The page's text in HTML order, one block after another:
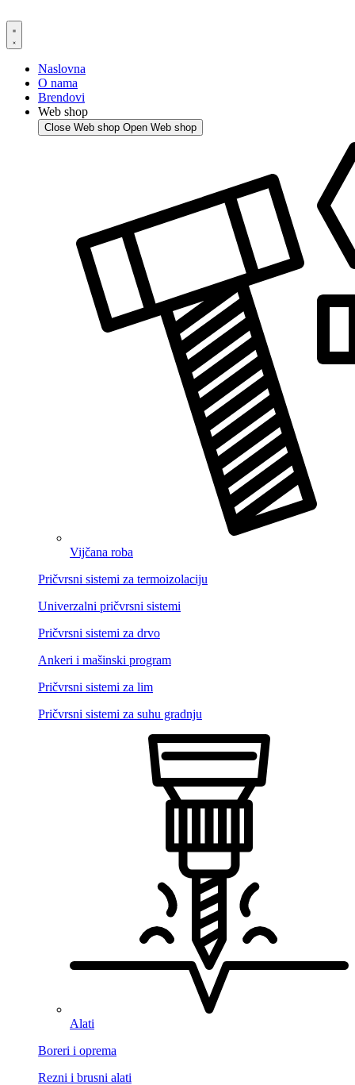
to
content
Naslovna
O nama
Brendovi
Web shop
Close Web shop Open Web shop
Vijčana roba
Pričvrsni sistemi za termoizolaciju
Univerzalni pričvrsni sistemi
Pričvrsni sistemi za drvo
Ankeri i mašinski program
Pričvrsni sistemi za lim
Pričvrsni sistemi za suhu gradnju
Alati
Boreri i oprema
Rezni i brusni alati